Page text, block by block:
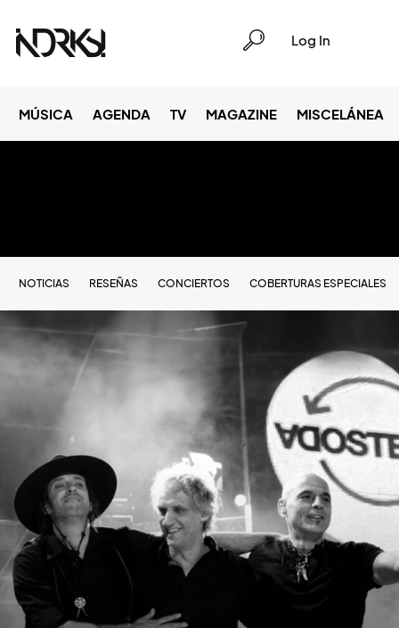
Log In
MÚSICA AGENDA TV MAGAZINE MISCELÁNEA
NOTICIAS RESEÑAS CONCIERTOS COBERTURAS ESPECIALES